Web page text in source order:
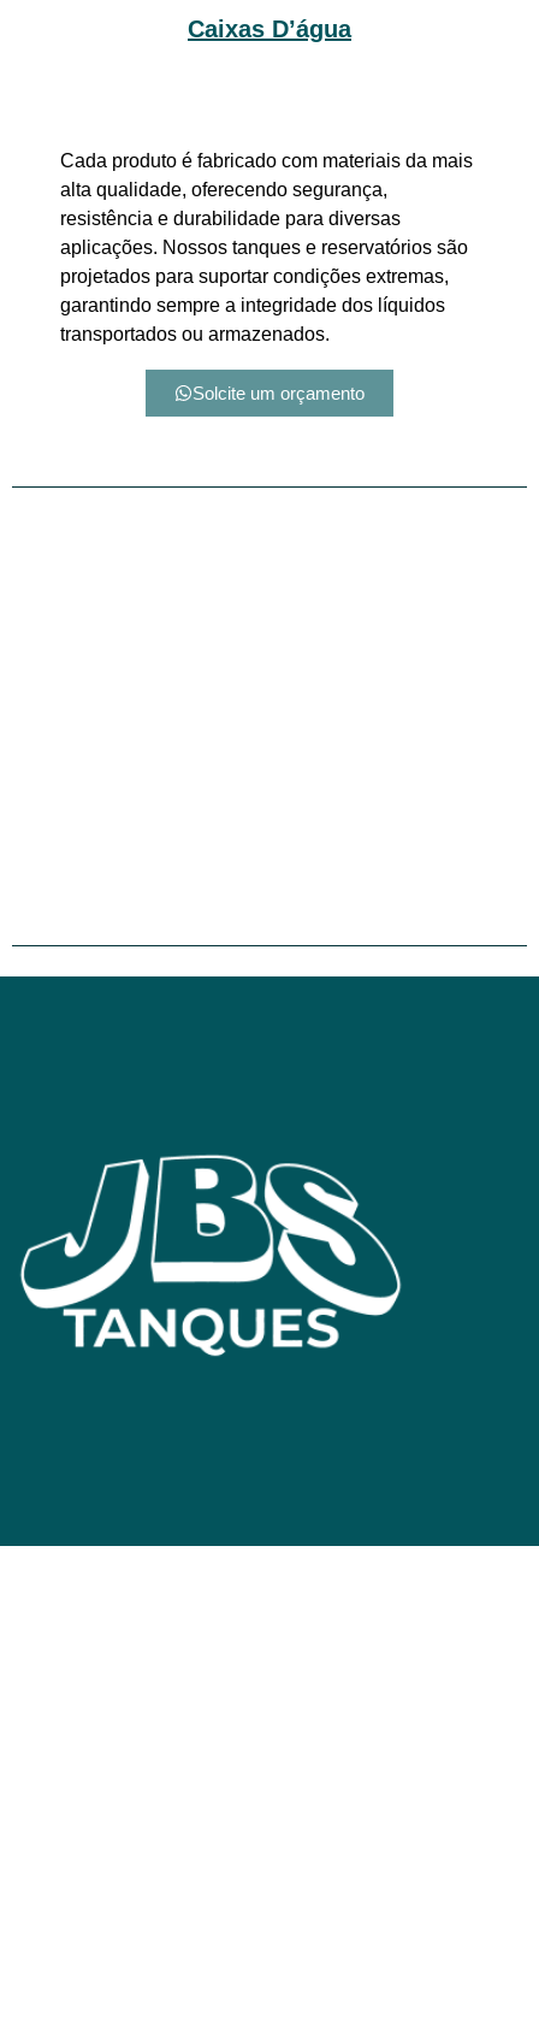
Caixas D’água
Cada produto é fabricado com materiais da mais
alta qualidade, oferecendo segurança,
resistência e durabilidade para diversas
aplicações. Nossos tanques e reservatórios são
projetados para suportar condições extremas,
garantindo sempre a integridade dos líquidos
transportados ou armazenados.
Solcite um orçamento